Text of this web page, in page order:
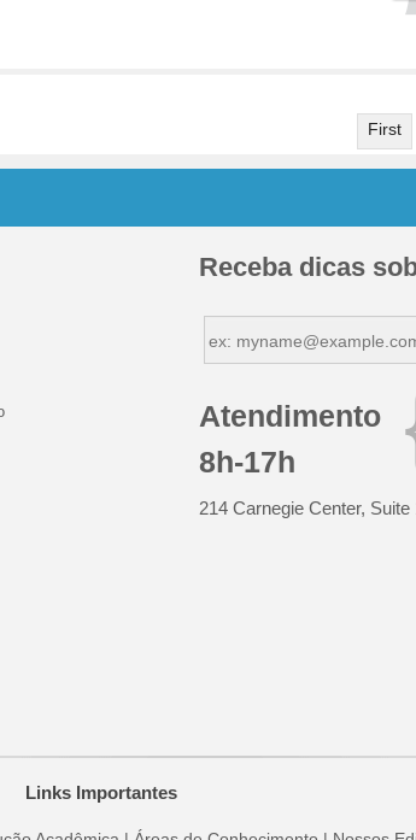
First
Receba dicas
Atendimento
8h-17h
214 Carnegie Center,
Links Importantes